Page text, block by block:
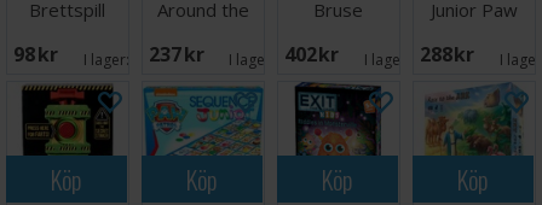
Brettspill
98 SEK I lager:
Around the
Brädspel
237 SEK I lager: 1
Bruse
402 SEK I lager: 6
Junior Paw
Brädspel
288 SEK I
Köp Köp Köp Köp